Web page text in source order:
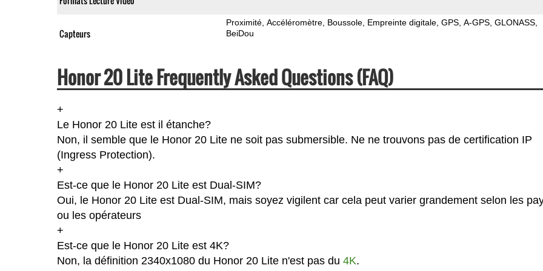
Capteurs
Proximité Accéléromètre Boussole Empreinte digitale GPS A-GPS GLONASS
BeiDou
Honor 20 Lite Frequently Asked Questions (FAQ)
+
Le Honor 20 Lite est il étanche?
Non, il semble que le Honor 20 Lite ne soit pas submersible. Ne ne trouvons pas de certification IP
(Ingress Protection).
+
Est-ce que le Honor 20 Lite est Dual-SIM?
Oui, le Honor 20 Lite est Dual-SIM, mais soyez vigilent car cela peut varier grandement selon les
ou les opérateurs
+
Est-ce que le Honor 20 Lite est 4K?
Non, la définition 2340x1080 du Honor 20 Lite n'est pas du 4K.